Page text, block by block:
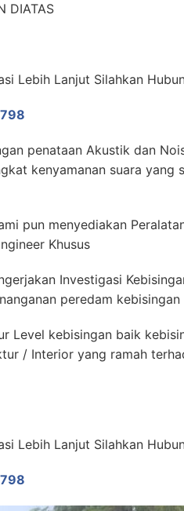
DIATAS
Lebih Lanjut Silahkan
penataan Akustik dan
kenyamanan suara yang
pun menyediakan
Khusus
Investigasi
peredam
Level kebisingan baik
/ Interior yang ramah
Lebih Lanjut Silahkan